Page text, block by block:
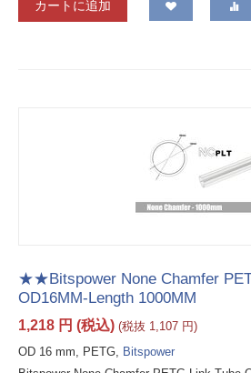
カートに追加
★★Bitspower None Chamfer
OD16MM-Length 1000MM
1,218 円 (税込) (税抜 1,107 円)
OD 16 mm, PETG, Bitspower